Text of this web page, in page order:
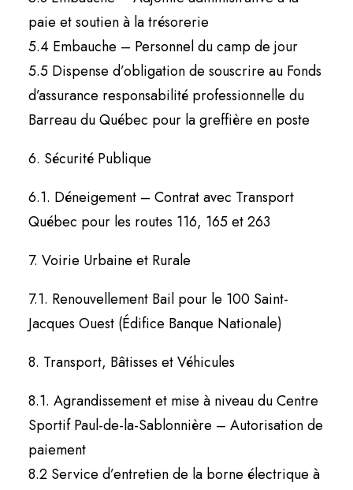
paie et soutien à la trésorerie
5.4 Embauche – Personnel du camp de jour
5.5 Dispense d’obligation de souscrire au Fonds
d’assurance responsabilité professionnelle du
Barreau du Québec pour la greffière en poste
6. Sécurité Publique
6.1. Déneigement – Contrat avec Transport
Québec pour les routes 116, 165 et 263
7. Voirie Urbaine et Rurale
7.1. Renouvellement Bail pour le 100 Saint-
Jacques Ouest (Édifice Banque Nationale)
8. Transport, Bâtisses et Véhicules
8.1. Agrandissement et mise à niveau du Centre
Sportif Paul-de-la-Sablonnière – Autorisation de
paiement
8.2 Service d’entretien de la borne électrique à